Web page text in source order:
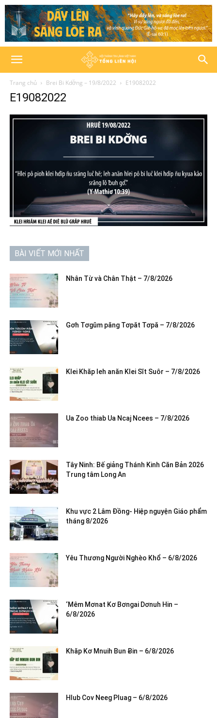
Trang chủ Brei Bi Kdơ̆ng – 19/8/2022 E19082022
E19082022
BÀI VIẾT MỚI NHẤT
Nhân Từ và Chân Thật – 7/8/2026
Gơh Tơgŭm păng Tơpăt Tơpă – 7/8/2026
Klei Khăp leh anăn Klei Sĭt Suôr – 7/8/2026
Ua Zoo thiab Ua Ncaj Ncees – 7/8/2026
Tây Ninh: Bế giảng Thánh Kinh Căn Bản 2026
Trung tâm Long An
Khu vực 2 Lâm Đồng- Hiệp nguyện Giáo phẩm
tháng 8/2026
Yêu Thương Người Nghèo Khổ – 6/8/2026
‘Mêm Mơnat Kơ Bơngai Dơnuh Hin –
6/8/2026
Khăp Kơ Mnuih Bun Ƀin – 6/8/2026
Hlub Cov Neeg Pluag – 6/8/2026